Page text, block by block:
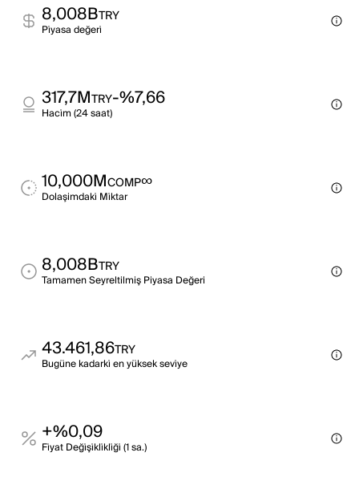
8,008BTRY
Pi̇yasa değeri̇
317,7MTRY-%7,66
Haci̇m (24 saat)
10,000MCOMP∞
Dolaşimdaki̇ Mi̇ktar
8,008BTRY
Tamamen Seyreltilmiş Piyasa Değeri
43.461,86TRY
Bugüne kadarki̇ en yüksek sevi̇ye
+%0,09
Fi̇yat Deği̇şi̇kli̇kli̇ği̇ (1 sa.)